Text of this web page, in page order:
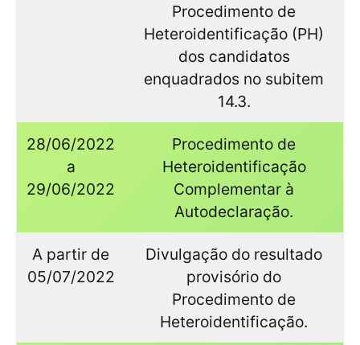
Procedimento de
Heteroidentificação (PH)
dos candidatos
enquadrados no subitem
14.3.
28/06/2022
a
29/06/2022
Procedimento de
Heteroidentificação
Complementar à
Autodeclaração.
A partir de
05/07/2022
Divulgação do resultado
provisório do
Procedimento de
Heteroidentificação.